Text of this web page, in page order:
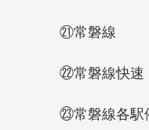
㉑常磐線
㉒常磐線快速
㉓常磐線各駅